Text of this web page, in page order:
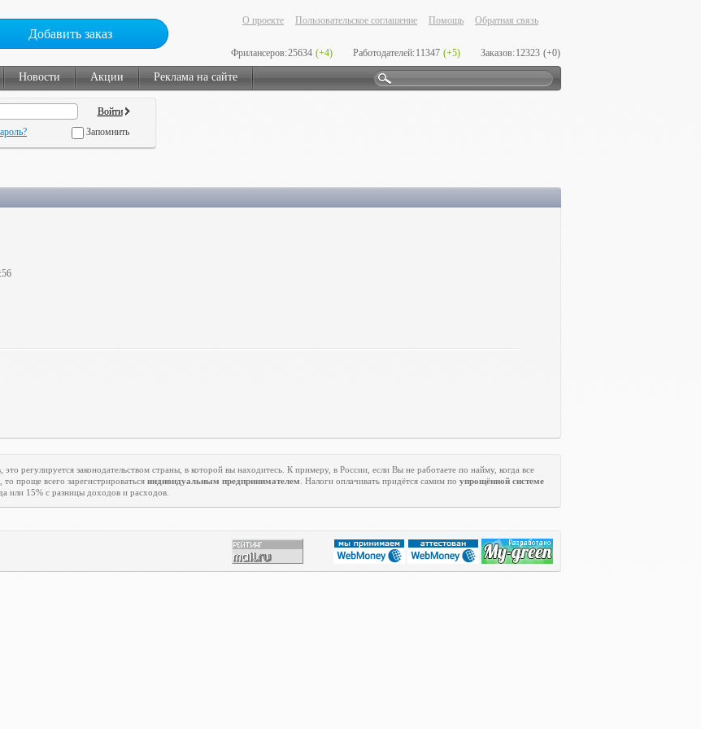
Добавить заказ
О проекте Пользовательское соглашение Помощь Обратная связь
Фрилансеров:25634 (+4) Работодателей:11347 (+5) Заказов:12323 (+0)
Новости Акции Реклама на сайте
Запомнить
это регулируется законодательством страны, в которой вы находитесь. К примеру, в России, если Вы не работаете по найму, когда все
проще всего зарегистрироваться индивидуальным предпринимателем . Налоги оплачивать придётся самим по упрощённой системе
или 15% с разницы доходов и расходов.